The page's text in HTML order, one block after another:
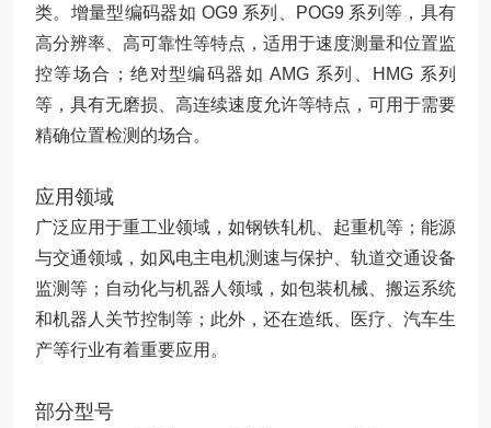
类。增量型编码器如 OG9 系列、POG9 系列等，具有
高分辨率、高可靠性等特点，适用于速度测量和位置监
控等场合；绝对型编码器如 AMG 系列、HMG 系列
等，具有无磨损、高连续速度允许等特点，可用于需要
精确位置检测的场合。
应用领域
广泛应用于重工业领域，如钢铁轧机、起重机等；能源
与交通领域，如风电主电机测速与保护、轨道交通设备
监测等；自动化与机器人领域，如包装机械、搬运系统
和机器人关节控制等；此外，还在造纸、医疗、汽车生
产等行业有着重要应用。
部分型号